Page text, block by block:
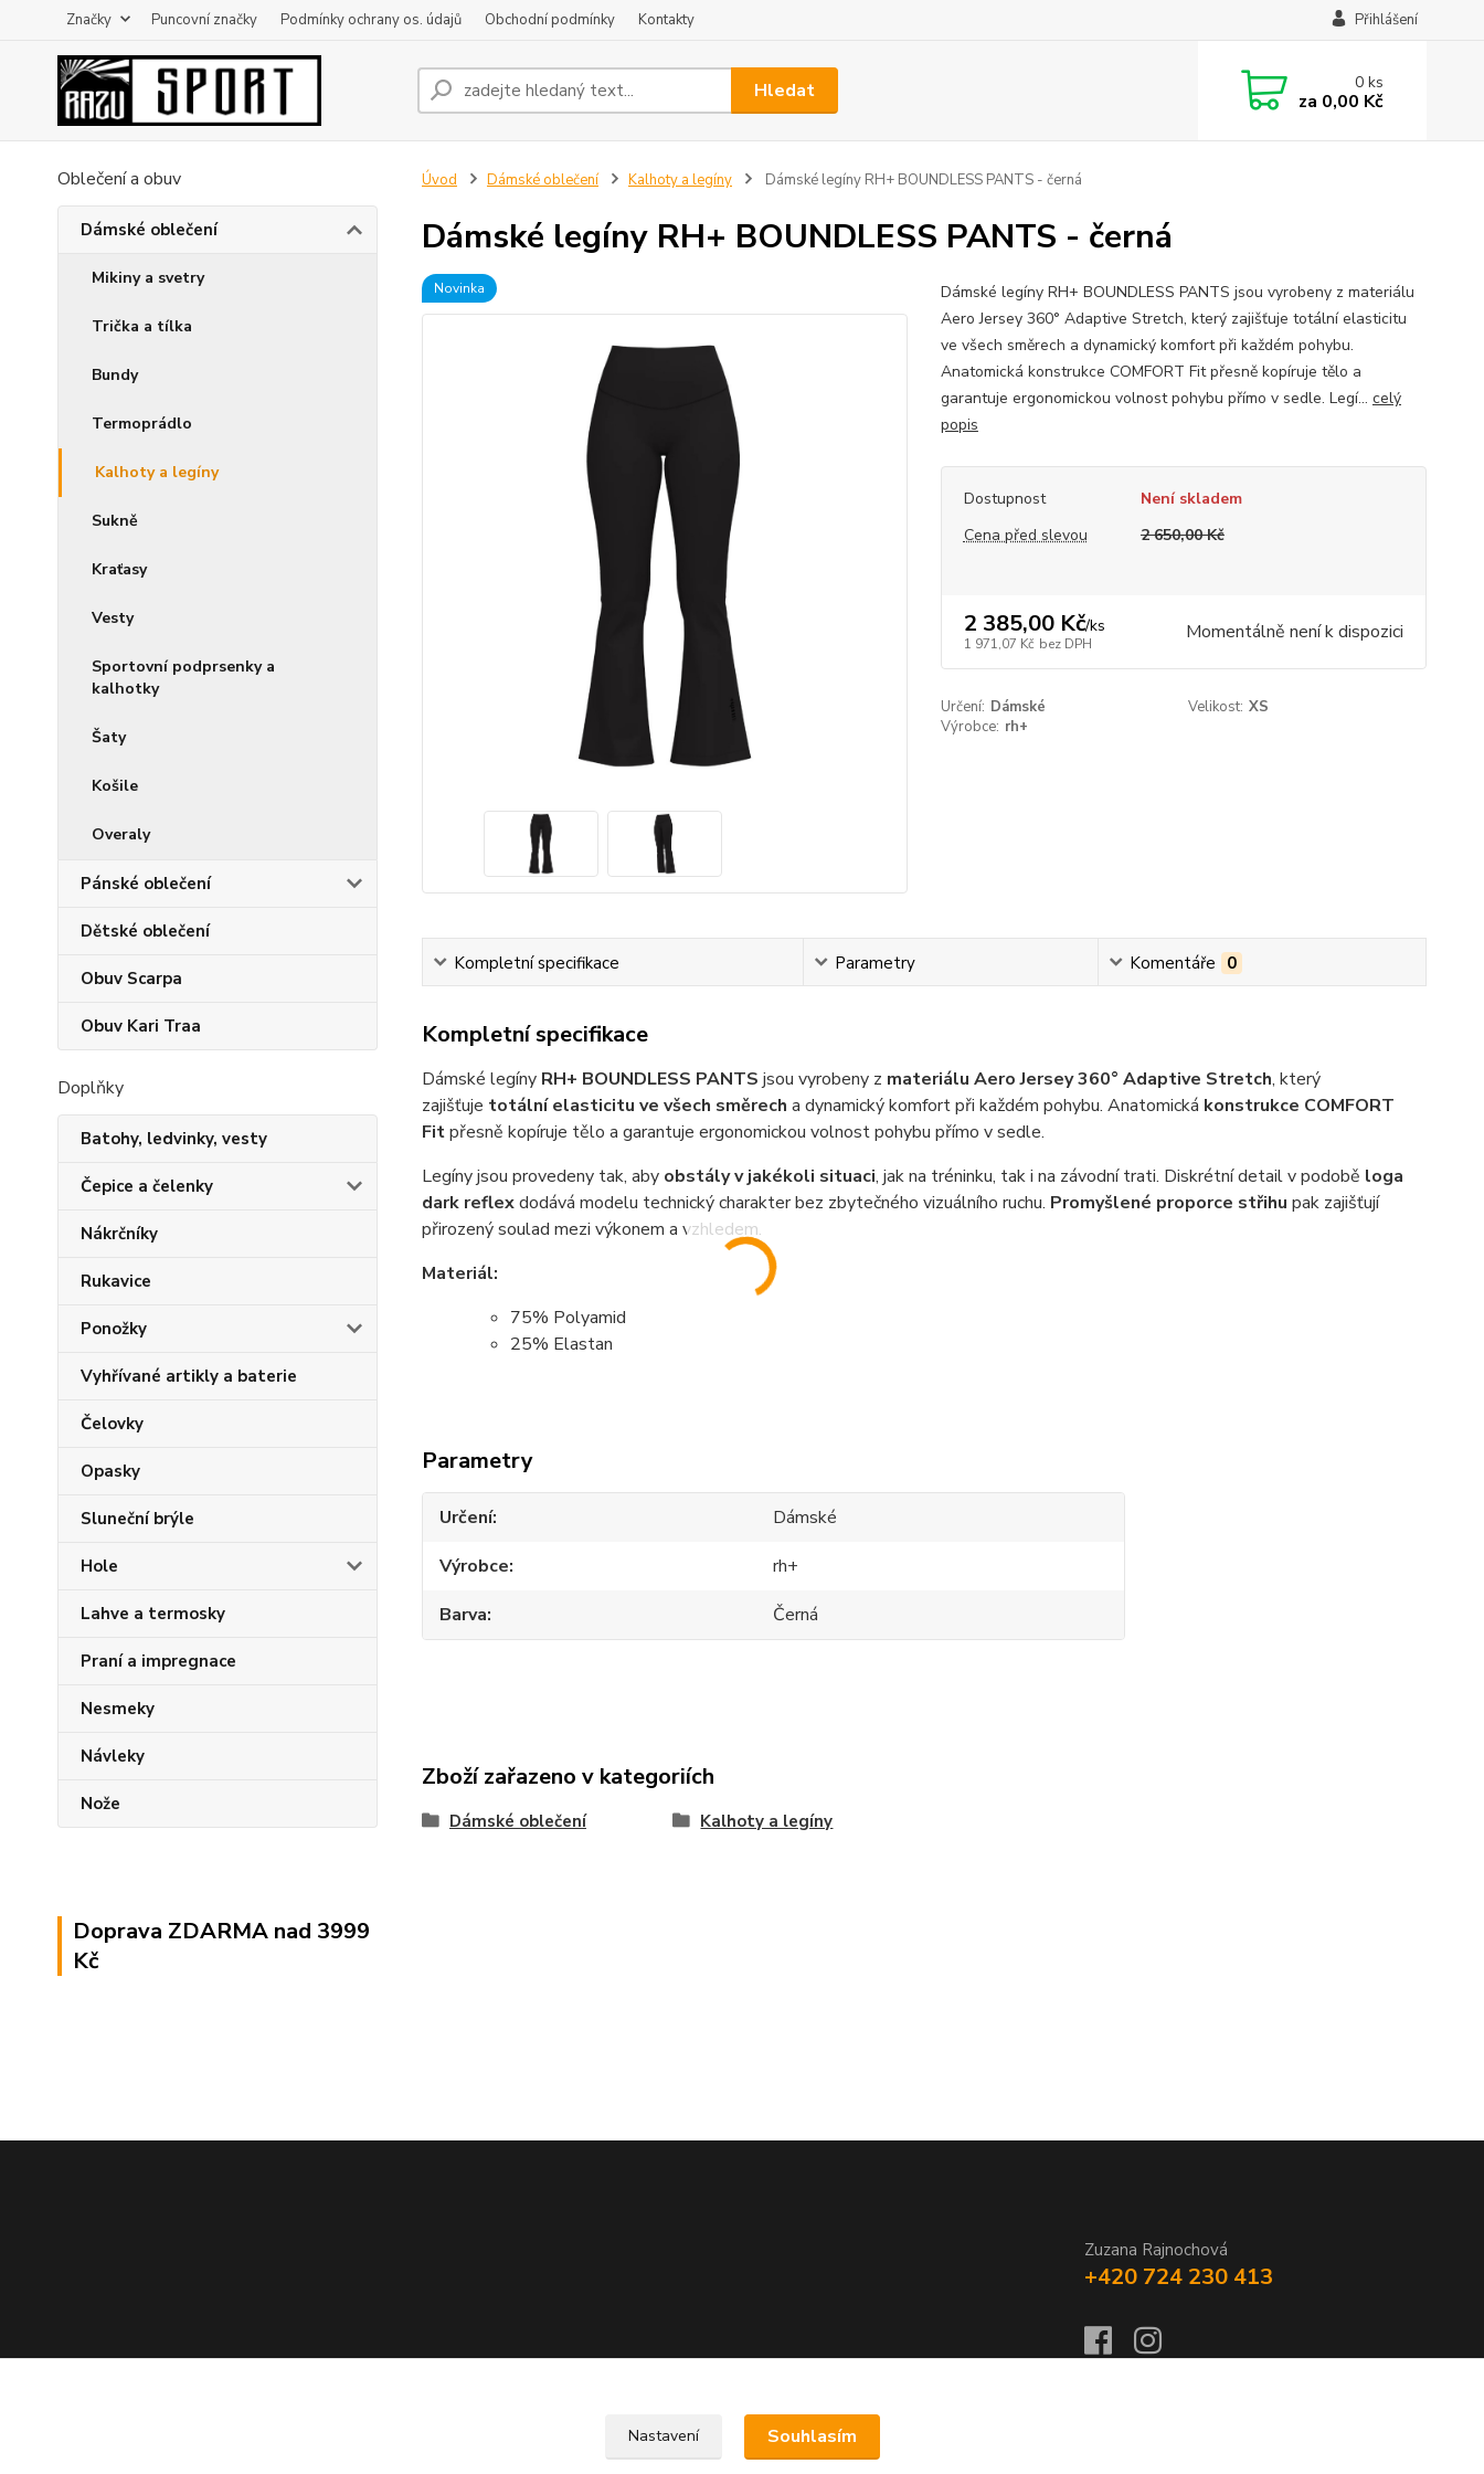
Značky Puncovní značky Podmínky ochrany os. údajů Obchodní podmínky Kontakty Přihlášení
Hledat 0ks
za 0,00 Kč
Oblečení a obuv
Dámské oblečení
Mikiny a svetry
Trička a tílka
Bundy
Termoprádlo
Kalhoty a legíny
Sukně
Kraťasy
Vesty
Sportovní podprsenky a
kalhotky
Šaty
Košile
Overaly
Pánské oblečení
Dětské oblečení
Obuv Scarpa
Obuv Kari Traa
Doplňky
Batohy, ledvinky, vesty
Čepice a čelenky
Nákrčníky
Rukavice
Ponožky
Vyhřívané artikly a baterie
Čelovky
Opasky
Sluneční brýle
Hole
Lahve a termosky
Praní a impregnace
Nesmeky
Návleky
Nože
Doprava ZDARMA nad 3999
Kč
Úvod Dámské oblečení Kalhoty a legíny Dámské legíny RH+ BOUNDLESS PANTS - černá
Dámské legíny RH+ BOUNDLESS PANTS - černá
Novinka
Dámské legíny RH+ BOUNDLESS PANTS jsou vyrobeny z materiálu
Aero Jersey 360° Adaptive Stretch, který zajišťuje totální elasticitu
ve všech směrech a dynamický komfort při každém pohybu.
Anatomická konstrukce COMFORT Fit přesně kopíruje tělo a
garantuje ergonomickou volnost pohybu přímo v sedle. Legí... celý
popis
Dostupnost
Není skladem
Cena před slevou
2 650,00 Kč
2 385,00 Kč/ks
1 971,07 Kč bez DPH Momentálně není k dispozici
Určení: Dámské Velikost: XS
Výrobce: rh+
Kompletní specifikace Parametry Komentáře 0
Kompletní specifikace
Dámské legíny RH+ BOUNDLESS PANTS jsou vyrobeny z materiálu Aero Jersey 360° Adaptive Stretch, který
zajišťuje totální elasticitu ve všech směrech a dynamický komfort při každém pohybu. Anatomická konstrukce COMFORT
Fitpřesně kopíruje tělo a garantuje ergonomickou volnost pohybu přímo v sedle.
Legíny jsou provedeny tak, aby obstály v jakékoli situaci, jak na tréninku, tak i na závodní trati. Diskrétní detail v podobě loga
dark reflexdodává modelu technický charakter bez zbytečného vizuálního ruchu. Promyšlené proporce střihu pak zajišťují
přirozený soulad mezi výkonem a vzhledem.
Materiál:
75% Polyamid
25% Elastan
Parametry
Určení
Dámské
Výrobce
rh+
Barva
Černá
Zboží zařazeno v kategoriích
Dámské oblečení Kalhoty a legíny
Zuzana Rajnochová
+420 724 230 413
Nastavení Souhlasím